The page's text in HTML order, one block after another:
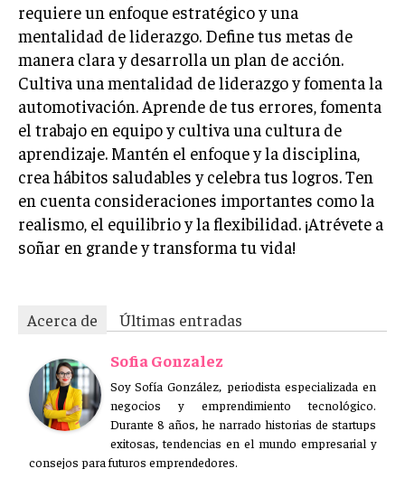
requiere un enfoque estratégico y una
mentalidad de liderazgo. Define tus metas de
manera clara y desarrolla un plan de acción.
Cultiva una mentalidad de liderazgo y fomenta la
automotivación. Aprende de tus errores, fomenta
el trabajo en equipo y cultiva una cultura de
aprendizaje. Mantén el enfoque y la disciplina,
crea hábitos saludables y celebra tus logros. Ten
en cuenta consideraciones importantes como la
realismo, el equilibrio y la flexibilidad. ¡Atrévete a
soñar en grande y transforma tu vida!
Acerca de
Últimas entradas
Sofia Gonzalez
Soy Sofía González, periodista especializada en
negocios y emprendimiento tecnológico.
Durante 8 años, he narrado historias de startups
exitosas, tendencias en el mundo empresarial y
consejos para futuros emprendedores.